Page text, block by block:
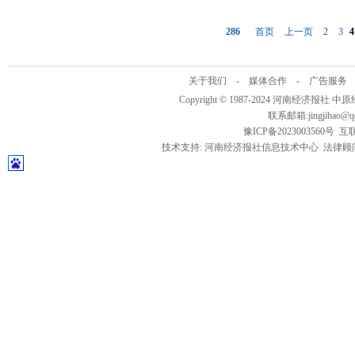
286 首页 上一页 2 3 4
关于我们 - 媒体合作 - 广告服务
Copyright © 1987-2024 河南经济报社 中
联系邮箱
豫ICP备2023003560号互联
技术支持: 河南经济报社信息技术中心 法律